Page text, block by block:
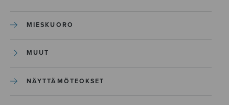
MIESKUORO
MUUT
NÄYTTÄMÖTEOKSET